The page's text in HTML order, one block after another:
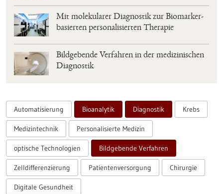
Mit molekularer Diagnostik zur Biomarker-
basierten personalisierten Therapie
Bildgebende Verfahren in der medizinischen
Diagnostik
Automatisierung Bioanalytik Diagnostik Krebs
Medizintechnik Personalisierte Medizin
optische Technologien Bildgebende Verfahren
Zelldifferenzierung Patientenversorgung Chirurgie
Digitale Gesundheit